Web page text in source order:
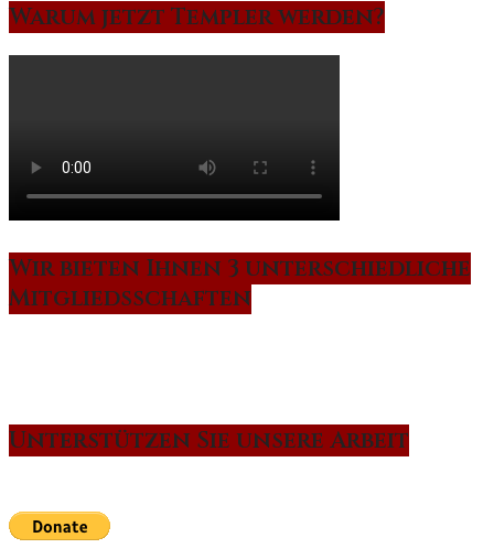
Warum jetzt Templer werden?
Wir bieten Ihnen 3 unterschiedliche
Mitgliedsschaften
Unterstützen Sie unsere Arbeit